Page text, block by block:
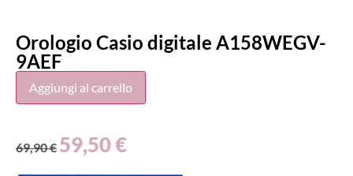
Orologio Casio digitale A158WEGV-
9AEF
Aggiungi al carrello
69,90€ 59,50€